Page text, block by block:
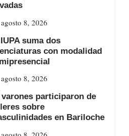
agosto 8, 2026
suma dos
con modalidad
agosto 8, 2026
varones participaron de
sobre
en Bariloche